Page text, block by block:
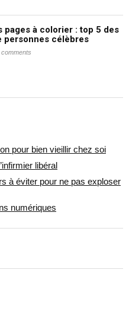
pages à colorier : top 5 des
personnes célèbres
comments
pour bien vieillir chez soi
libéral
à éviter pour ne pas exploser
numériques